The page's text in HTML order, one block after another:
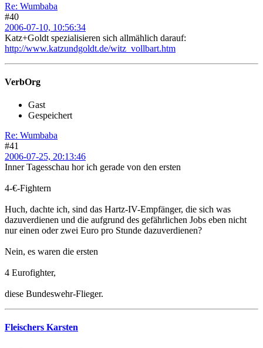
Re: Wumbaba
#40
2006-07-10, 10:56:34
Katz+Goldt spezialisieren sich allmählich darauf:
http://www.katzundgoldt.de/witz_vollbart.htm
VerbOrg
Gast
Gespeichert
Re: Wumbaba
#41
2006-07-25, 20:13:46
Inner Tagesschau hor ich gerade von den ersten
4-€-Fightern
Huch, dachte ich, sind das Hartz-IV-Empfänger, die sich was
dazuverdienen und die aufgrund des gefährlichen Jobs eben nicht
nur einen oder zwei Euro pro Stunde dazuverdienen?
Nein, es waren die ersten
4 Eurofighter,
diese Bundeswehr-Flieger.
Fleischers Karsten